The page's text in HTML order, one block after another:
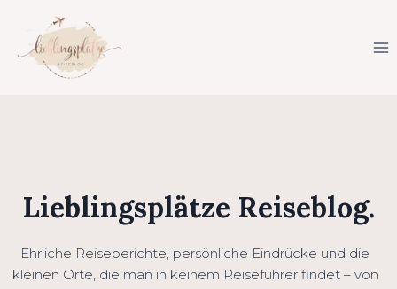
springen
Lieblingsplätze Reiseblog.
Ehrliche Reiseberichte, persönliche Eindrücke und die
kleinen Orte, die man in keinem Reiseführer findet – von